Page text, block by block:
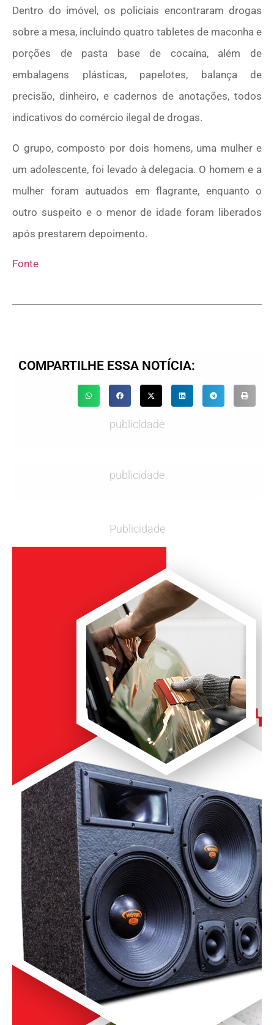
Dentro do imóvel, os policiais encontraram drogas
sobre a mesa, incluindo quatro tabletes de maconha e
porções de pasta base de cocaína, além de
embalagens plásticas, papelotes, balança de
precisão, dinheiro, e cadernos de anotações, todos
indicativos do comércio ilegal de drogas.
O grupo, composto por dois homens, uma mulher e
um adolescente, foi levado à delegacia. O homem e a
mulher foram autuados em flagrante, enquanto o
outro suspeito e o menor de idade foram liberados
após prestarem depoimento.
Fonte
COMPARTILHE ESSA NOTÍCIA:
publicidade
publicidade
Publicidade